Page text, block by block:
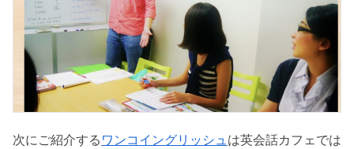
次にご紹介する ワンコイングリッシュ は英会話カフェでは